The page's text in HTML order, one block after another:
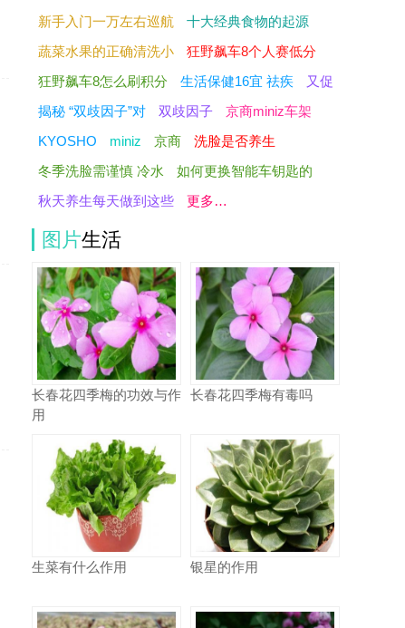
新手入门一万左右巡航
十大经典食物的起源
蔬菜水果的正确清洗小
狂野飙车8个人赛低分
狂野飙车8怎么刷积分
生活保健16宜 祛疾
又促
揭秘 “双歧因子”对
双歧因子
京商miniz车架
KYOSHO
miniz 京商
洗脸是否养生
冬季洗脸需谨慎 冷水
如何更换智能车钥匙的
秋天养生每天做到这些
更多…
图片生活
长春花四季梅的功效与作
用
长春花四季梅有毒吗
生菜有什么作用 银星的作用